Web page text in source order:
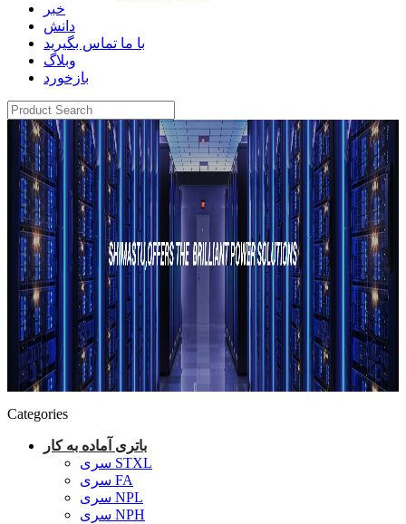
خبر
دانش
با ما تماس بگیرید
وبلاگ
بازخورد
Categories
باتری آماده به کار
سری STXL
سری FA
سری NPL
سری NPH